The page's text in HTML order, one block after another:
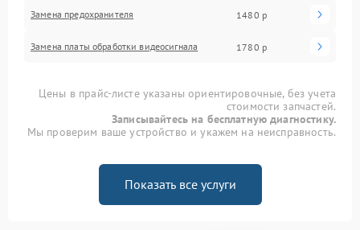
Замена предохранителя 1480 р
Замена платы обработки видеосигнала 1780 р
Цены в прайс-листе указаны ориентировочные, без учета
стоимости запчастей.
Записывайтесь на бесплатную диагностику.
Мы проверим ваше устройство и укажем на неисправность.
Показать все услуги